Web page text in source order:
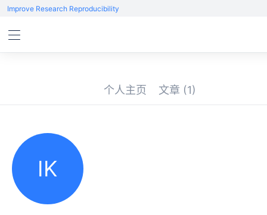
Improve Research Reproducibility
个人主页 文章 (1)
IK